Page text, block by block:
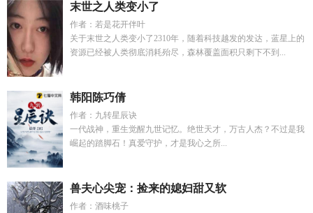
末世之人类变小了
作者：若是花开伴叶
关于末世之人类变小了2310年，随着科技越发的发达，蓝星上的
资源已经被人类彻底消耗殆尽，森林覆盖面积只剩下不到...
韩阳陈巧倩
作者：九转星辰诀
一代战神，重生觉醒九世记忆。绝世天才，万古人杰？不过是我
崛起的踏脚石！真爱守护，才是我心之所...
兽夫心尖宠：捡来的媳妇甜又软
作者：酒味桃子